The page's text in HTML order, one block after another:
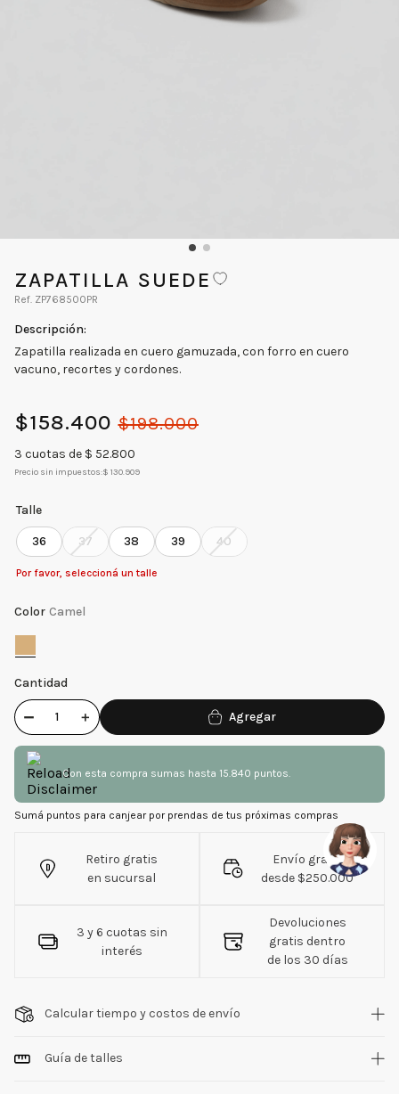
ZAPATILLA SUEDE
ZP768500PR
Zapatilla realizada en cuero gamuzada, con forro en cuero
vacuno, recortes y cordones.
$158.400 $198.000
3 cuotas de $ 52.800
Precio sin impuestos:$ 130.909
Talle
36 37 38 39 40
Por favor, seleccioná un talle
Color Camel
Cantidad
＋
－
Con esta compra sumas hasta 15.840 puntos.
Sumá puntos para canjear por prendas de tus próximas compras
Retiro gratis
en sucursal
Envío gratis
desde $250.000
3 y 6 cuotas sin
interés
Devoluciones
gratis dentro
de los 30 días
Calcular tiempo y costos de envío
Guía de talles